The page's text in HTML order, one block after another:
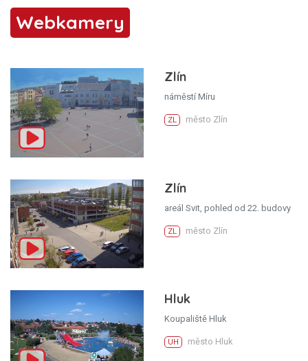
Webkamery
Zlín
náměstí Míru
ZL město Zlín
Zlín
areál Svit, pohled od 22. budovy
ZL město Zlín
Hluk
Koupaliště Hluk
UH město Hluk